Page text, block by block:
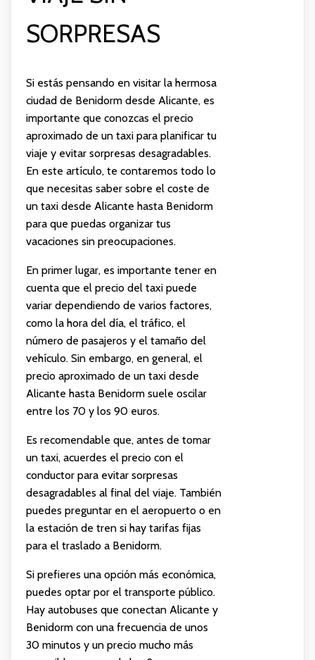
SORPRESAS
Si estás pensando en visitar la hermosa
ciudad de Benidorm desde Alicante, es
importante que conozcas el precio
aproximado de un taxi para planificar tu
viaje y evitar sorpresas desagradables.
En este artículo, te contaremos todo lo
que necesitas saber sobre el coste de
un taxi desde Alicante hasta Benidorm
para que puedas organizar tus
vacaciones sin preocupaciones.
En primer lugar, es importante tener en
cuenta que el precio del taxi puede
variar dependiendo de varios factores,
como la hora del día, el tráfico, el
número de pasajeros y el tamaño del
vehículo. Sin embargo, en general, el
precio aproximado de un taxi desde
Alicante hasta Benidorm suele oscilar
entre los 70 y los 90 euros.
Es recomendable que, antes de tomar
un taxi, acuerdes el precio con el
conductor para evitar sorpresas
desagradables al final del viaje. También
puedes preguntar en el aeropuerto o en
la estación de tren si hay tarifas fijas
para el traslado a Benidorm.
Si prefieres una opción más económica,
puedes optar por el transporte público.
Hay autobuses que conectan Alicante y
Benidorm con una frecuencia de unos
30 minutos y un precio mucho más